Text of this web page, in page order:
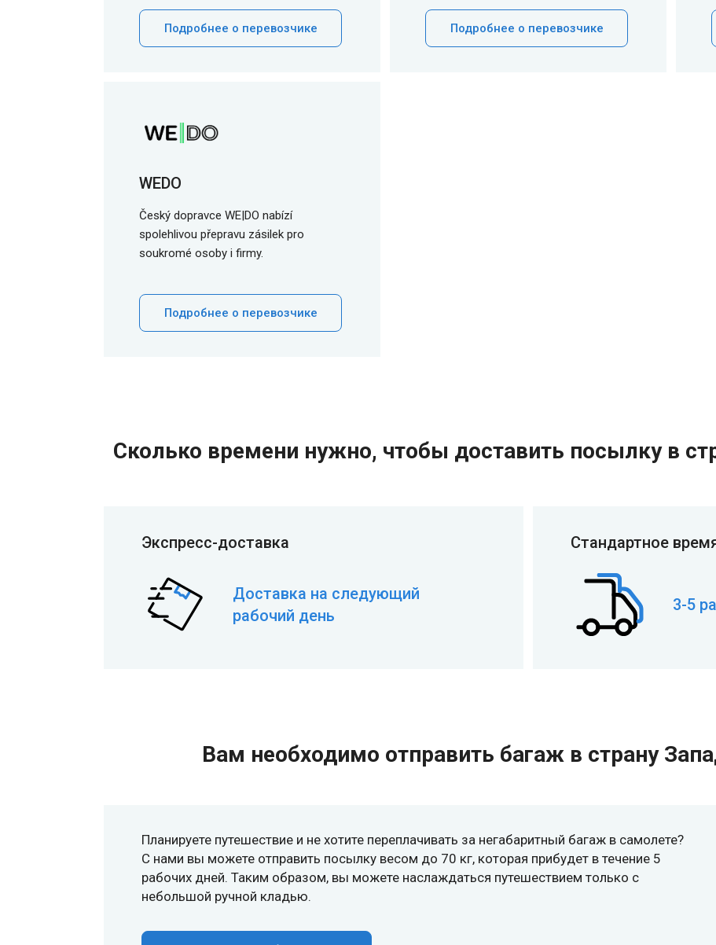
Подробнее о перевозчике Подробнее о перевозчике
WEDO
Český dopravce WE|DO nabízí
spolehlivou přepravu zásilek pro
soukromé osoby i firmy.
Подробнее о перевозчике
Сколько времени нужно, чтобы доставить посылку в
Экспресс-доставка
Доставка на следующий
рабочий день
Стандартное
3-5
Вам необходимо отправить багаж в страну
Планируете путешествие и не хотите переплачивать за негабаритный багаж в самолете?
С нами вы можете отправить посылку весом до 70 кг, которая прибудет в течение 5
рабочих дней. Таким образом, вы можете наслаждаться путешествием только с
небольшой ручной кладью.